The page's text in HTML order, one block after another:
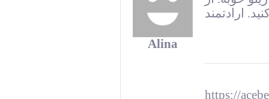
Alina
https://